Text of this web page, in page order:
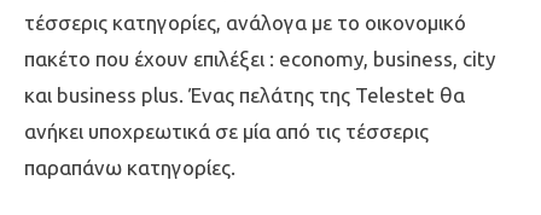
τέσσερις κατηγορίες, ανάλογα με το οικονομικό
πακέτο που έχουν επιλέξει : economy, business, city
και business plus. Ένας πελάτης της Telestet θα
ανήκει υποχρεωτικά σε μία από τις τέσσερις
παραπάνω κατηγορίες.